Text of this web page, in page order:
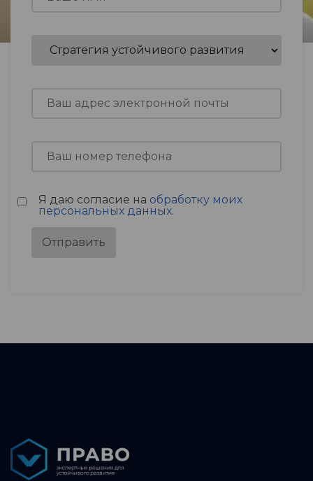
Я даю согласие на обработку моих
персональных данных.
Отправить